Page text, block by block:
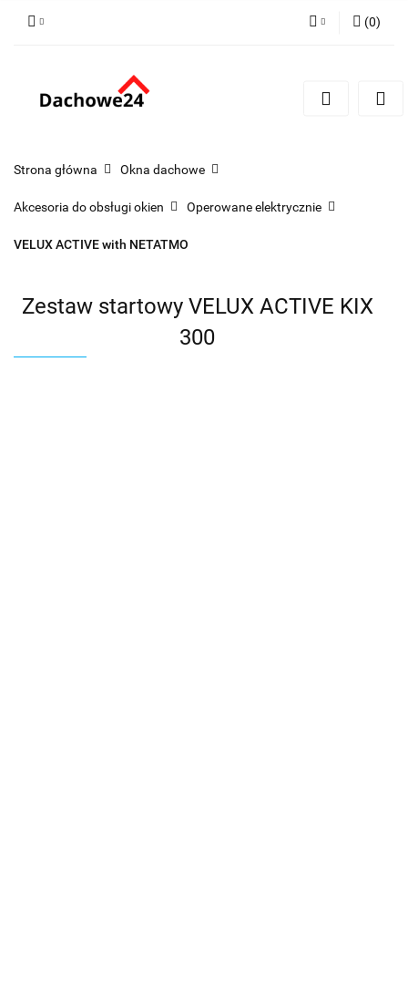
Zarejestruj się
(0)
Strona główna Okna dachowe
Akcesoria do obsługi okien Operowane elektrycznie
VELUX ACTIVE with NETATMO
Zestaw startowy VELUX ACTIVE KIX
300